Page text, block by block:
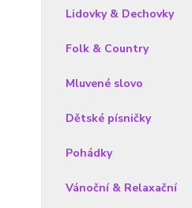
Lidovky & Dechovky
Folk & Country
Mluvené slovo
Dětské písničky
Pohádky
Vánoční & Relaxační